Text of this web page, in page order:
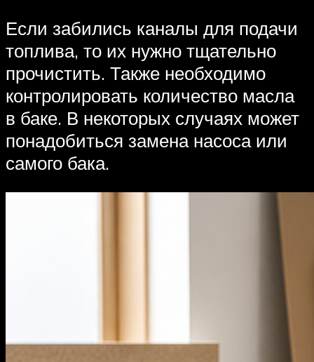
Если забились каналы для подачи
топлива, то их нужно тщательно
прочистить. Также необходимо
контролировать количество масла
в баке. В некоторых случаях может
понадобиться замена насоса или
самого бака.